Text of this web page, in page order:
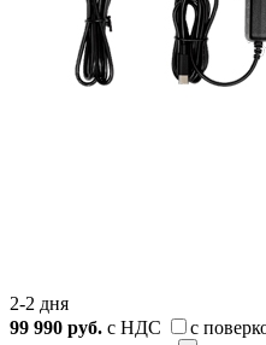
2-2 дня
99 990 руб. с НДС с